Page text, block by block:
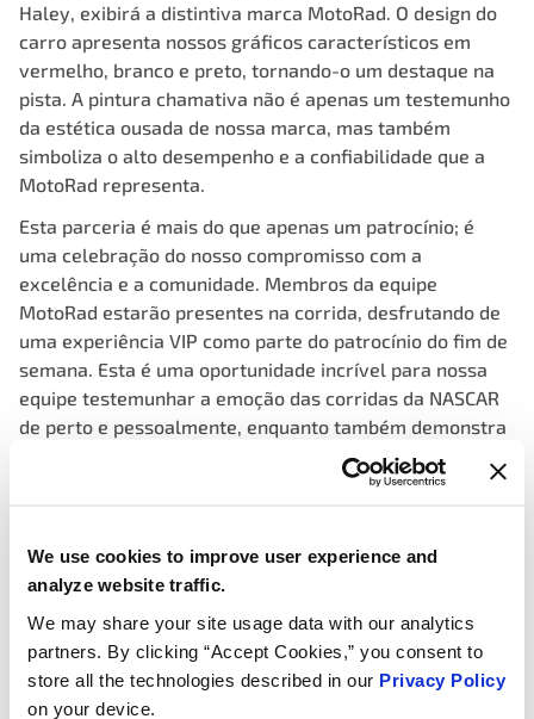
We use cookies to improve user experience and
analyze website traffic.
We may share your site usage data with our analytics
partners. By clicking “Accept Cookies,” you consent to
store all the technologies described in our Privacy Policy
on your device.
Haley, exibirá a distintiva marca MotoRad. O design do
carro apresenta nossos gráficos característicos em
vermelho, branco e preto, tornando-o um destaque na
pista. A pintura chamativa não é apenas um testemunho
da estética ousada de nossa marca, mas também
simboliza o alto desempenho e a confiabilidade que a
MotoRad representa.
Esta parceria é mais do que apenas um patrocínio; é
uma celebração do nosso compromisso com a
excelência e a comunidade. Membros da equipe
MotoRad estarão presentes na corrida, desfrutando de
uma experiência VIP como parte do patrocínio do fim de
semana. Esta é uma oportunidade incrível para nossa
equipe testemunhar a emoção das corridas da NASCAR
de perto e pessoalmente, enquanto também demonstra
nosso apoio a Justin Haley e sua equipe.
um fim de semana repleto de ação. Estamos confiantes
de que, com Justin Haley ao volante, nosso carro
desempenho. Estendemos nossos melhores votos para
um fim de semana de corridas bem-sucedido, divertido
e, acima de tudo, seguro para todos os envolvidos.